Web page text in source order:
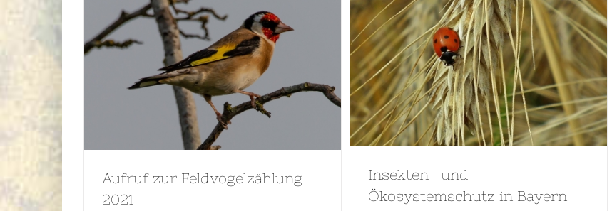
Aufruf zur Feldvogelzählung
2021
Insekten- und
Ökosystemschutz in Bayern